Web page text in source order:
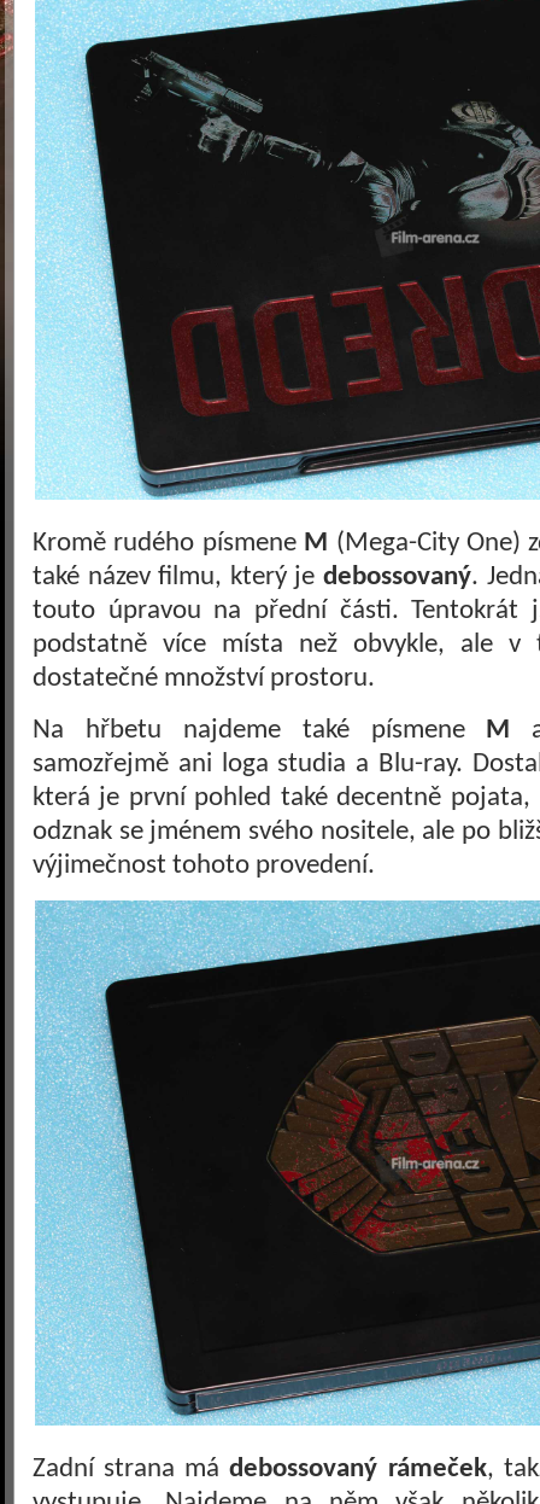
Kromě rudého písmeneM (Mega-City One)
také název filmu, který je debossovaný.
touto úpravou na přední části. Tentokrát
podstatně více místa než obvykle, ale v
dostatečné množství prostoru.
Na hřbetu najdeme také písmene M
samozřejmě ani loga studia a Blu-ray.
která je první pohled také decentně
odznak se jménem svého nositele, ale po
výjimečnost tohoto provedení.
Zadní strana má debossovaný rámeček,